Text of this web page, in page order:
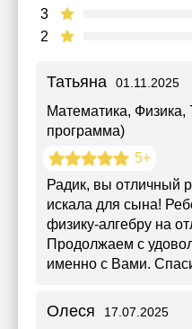
2
3
Татьяна 01.11.2025
Математика, Физика,
программа)
5+
Радик, вы отличный
искала для сына!
физику-алгебру на
Продолжаем с
именно с Вами.
Олеся 17.07.2025